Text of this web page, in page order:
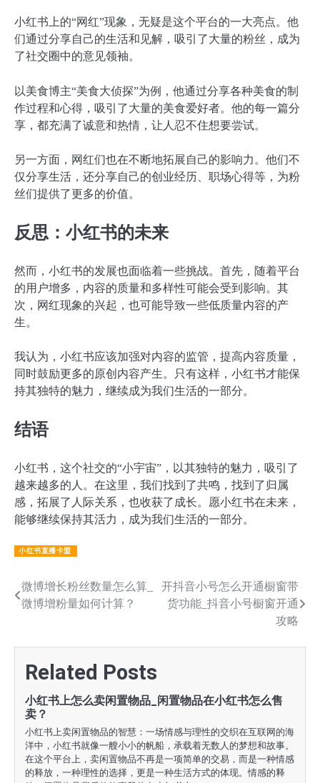
小红书上的“网红”现象，无疑是这个平台的一大亮点。他
们通过分享自己的生活和见解，吸引了大量的粉丝，成为
了社交圈中的意见领袖。
以美食博主“美食大侦探”为例，他通过分享各种美食的制
作过程和心得，吸引了大量的美食爱好者。他的每一篇分
享，都充满了诚意和热情，让人忍不住想要尝试。
另一方面，网红们也在不断地拓展自己的影响力。他们不
仅分享生活，还分享自己的创业经历、职场心得等，为粉
丝们提供了更多的价值。
反思：小红书的未来
然而，小红书的发展也面临着一些挑战。首先，随着平台
的用户增多，内容的质量和多样性可能会受到影响。其
次，网红现象的兴起，也可能导致一些低质量内容的产
生。
我认为，小红书应该加强对内容的监管，提高内容质量，
同时鼓励更多的原创内容产生。只有这样，小红书才能保
持其独特的魅力，继续成为我们生活的一部分。
结语
小红书，这个社交的“小宇宙”，以其独特的魅力，吸引了
越来越多的人。在这里，我们找到了共鸣，找到了归属
感，拓展了人际关系，也收获了成长。愿小红书在未来，
能够继续保持其活力，成为我们生活的一部分。
小红书直播卡盟
文
导
航
微博增长粉丝数量怎么算_
微博增粉量如何计算？
开抖音小号怎么开通橱窗带
货功能_抖音小号橱窗开通
攻略
Related Posts
小红书上怎么卖闲置物品_闲置物品在小红书怎么售
卖？
小红书上卖闲置物品的智慧：一场情感与理性的交织在互联网的海
洋中，小红书就像一艘小小的帆船，承载着无数人的梦想和故事。
在这个平台上，卖闲置物品不再是一项简单的交易，而是一种情感
的释放，一种理性的选择，更是一种生活方式的体现。情感的释